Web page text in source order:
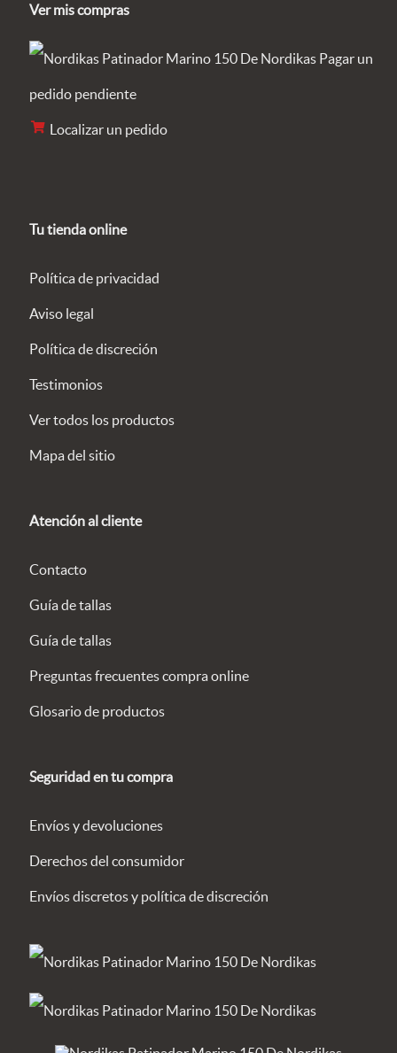
Ver mis compras
Pagar un
pedido pendiente
Localizar un pedido
Tu tienda online
Política de privacidad
Aviso legal
Política de discreción
Testimonios
Ver todos los productos
Mapa del sitio
Atención al cliente
Contacto
Guía de tallas
Guía de tallas
Preguntas frecuentes compra online
Glosario de productos
Seguridad en tu compra
Envíos y devoluciones
Derechos del consumidor
Envíos discretos y política de discreción